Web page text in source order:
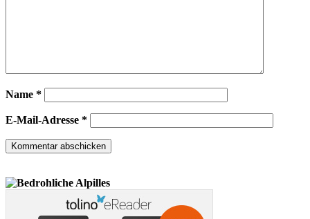
Name *
E-Mail-Adresse *